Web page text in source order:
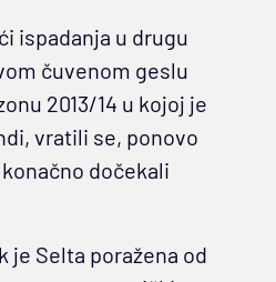
ispadanja u drugu
čuvenom geslu
2013/14 u kojoj je
vratili se, ponovo
dočekali
je Selta poražena od